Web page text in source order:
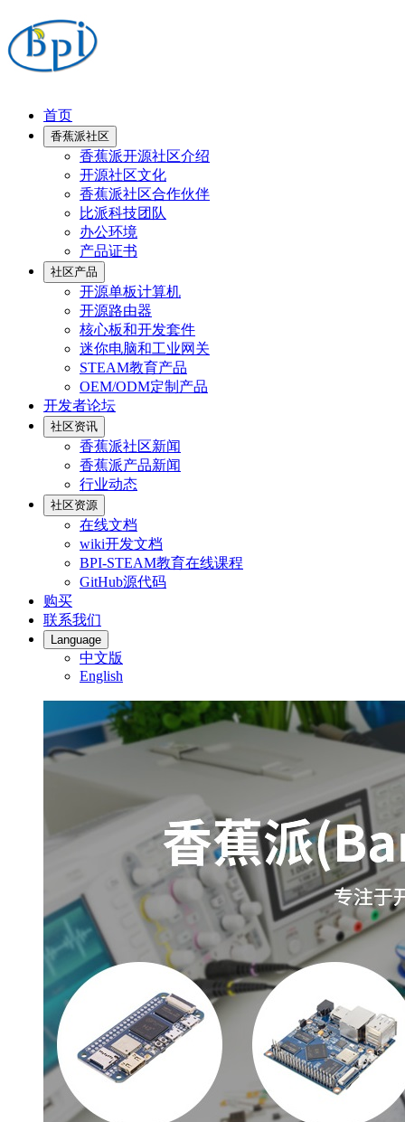
首页
香蕉派社区
香蕉派开源社区介绍
开源社区文化
香蕉派社区合作伙伴
比派科技团队
办公环境
产品证书
社区产品
开源单板计算机
开源路由器
核心板和开发套件
迷你电脑和工业网关
STEAM教育产品
OEM/ODM定制产品
开发者论坛
社区资讯
香蕉派社区新闻
香蕉派产品新闻
行业动态
社区资源
在线文档
wiki开发文档
BPI-STEAM教育在线课程
GitHub源代码
购买
联系我们
Language
中文版
English